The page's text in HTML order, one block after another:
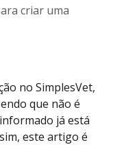
criar uma
no SimplesVet,
que não é
já está
este artigo é